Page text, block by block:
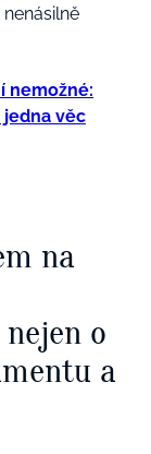
nemožné:
věc
na
o
a